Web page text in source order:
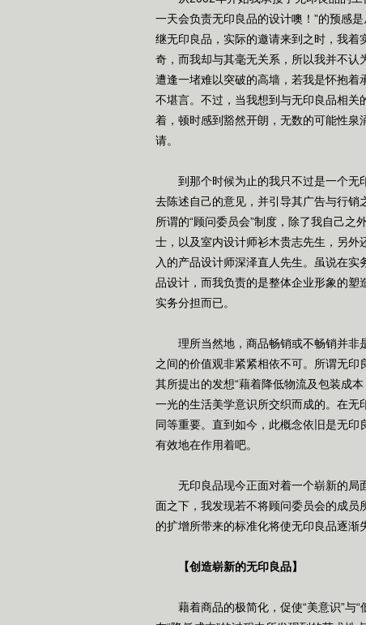
一天会负责无印良品的设计噢！”的预感
继无印良品，实际的邀请来到之时，我
奇，而我却与其毫无关系，所以我并不
遭逢一堵难以突破的高墙，若我是怀抱
不堪言。不过，当我想到与无印良品相
着，顿时感到豁然开朗，无数的可能性
请。
到那个时候为止的我只不过是一个无
去陈述自己的意见，并引导其广告与行
所谓的“顾问委员会”制度，除了我自己
士，以及室内设计师衫木贵志先生，另
入的产品设计师深泽直人先生。虽说在
品设计，而我负责的是整体企业形象的
实务分担而已。
理所当然地，商品畅销或不畅销并非是
之间的价值观非紧紧相依不可。所谓无印
其所提出的发想“藉着降低物流及包装成
一光的生活美学意识所交织而成的。在无
同等重要。直到如今，此概念依旧是无
有效地在作用着吧。
无印良品现今正面对着一个崭新的局
面之下，我发现若不将顾问委员会的成
的扩增所带来的标准化将使无印良品逐渐
【创造崭新的无印良品】
藉着商品的极简化，促使“美意识”与“